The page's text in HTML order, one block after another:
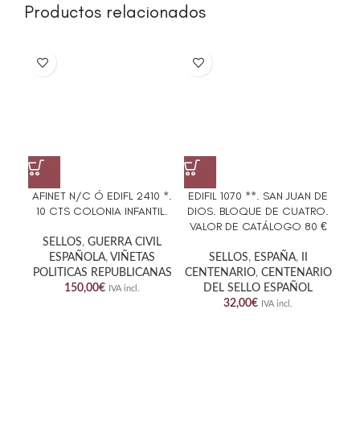
Productos relacionados
AFINET N/C Ó EDIFL 2410 *.
10 CTS COLONIA INFANTIL.
SELLOS, GUERRA CIVIL
ESPAÑOLA, VIÑETAS
POLITICAS REPUBLICANAS
150,00€ IVA incl.
EDIFIL 1070 **. SAN JUAN DE
DIOS. BLOQUE DE CUATRO.
VALOR DE CATÁLOGO 80 €
SELLOS, ESPAÑA,
CENTENARIO, CENTENARIO
DEL SELLO ESPAÑOL
32,00€ IVA incl.